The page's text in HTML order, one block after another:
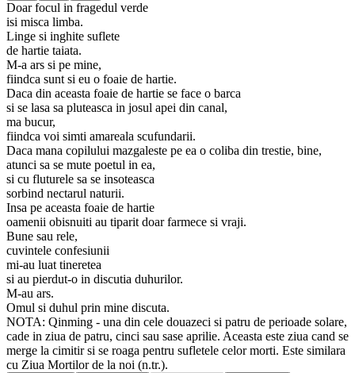
Doar focul in fragedul verde
isi misca limba.
Linge si inghite suflete
de hartie taiata.
M-a ars si pe mine,
fiindca sunt si eu o foaie de hartie.
Daca din aceasta foaie de hartie se face o barca
si se lasa sa pluteasca in josul apei din canal,
ma bucur,
fiindca voi simti amareala scufundarii.
Daca mana copilului mazgaleste pe ea o coliba din trestie, bine,
atunci sa se mute poetul in ea,
si cu fluturele sa se insoteasca
sorbind nectarul naturii.
Insa pe aceasta foaie de hartie
oamenii obisnuiti au tiparit doar farmece si vraji.
Bune sau rele,
cuvintele confesiunii
mi-au luat tineretea
si au pierdut-o in discutia duhurilor.
M-au ars.
Omul si duhul prin mine discuta.
NOTA: Qinming - una din cele douazeci si patru de perioade solare,
cade in ziua de patru, cinci sau sase aprilie. Aceasta este ziua cand se
merge la cimitir si se roaga pentru sufletele celor morti. Este similara
cu Ziua Mortilor de la noi (n.tr.).